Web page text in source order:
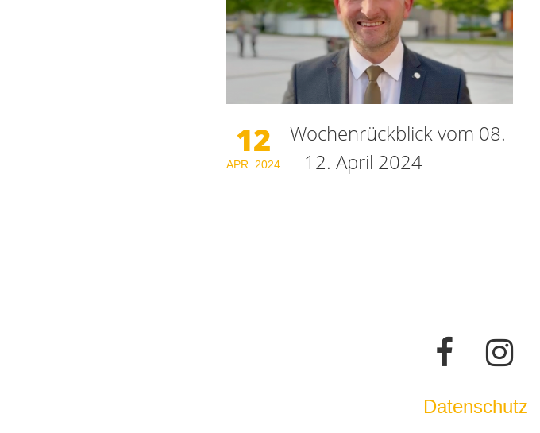
12
APR. 2024
Wochenrückblick vom 08.
– 12. April 2024
Datenschutz